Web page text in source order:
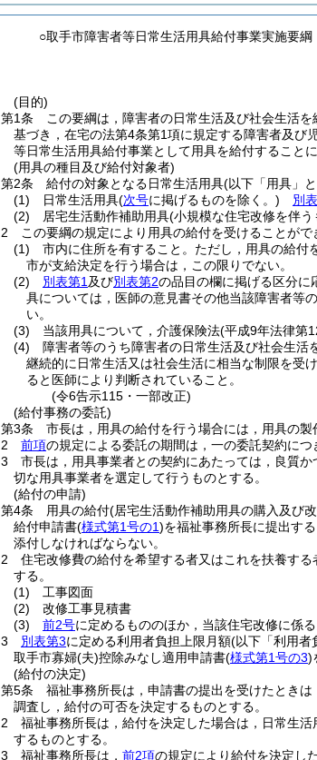
○取手市障害者等日常生活用具給付事業実施要綱
(目的)
第1条
この要綱は，障害者の日常生活及び社会生活
基づき，在宅の法第4条第1項に規定する障害者及び
等日常生活用具給付事業として用具を給付すること
(用具の種目及び給付対象者)
第2条
給付の対象となる日常生活用具(以下「用具」
(1)
日常生活用具(次号に掲げるものを除く。) 別
(2)
居宅生活動作補助用具(小規模な住宅改修を伴
2
この要綱の規定により用具の給付を受けることが
(1)
市内に住所を有すること。 ただし，用具の給付
市が支給決定を行う場合は，この限りでない。
(2)
別表第1 及び別表第2の品目の欄に掲げる区分に
具については，医師の意見書その他当該障害者等
い。
(3)
当該用具について，介護保険法(平成9年法律第
(4)
障害者等のうち障害者の日常生活及び社会生活
継続的に日常生活又は社会生活に相当な制限を受
ると医師により判断されていること。
(令6告示115・一部改正)
(給付事務の委託)
第3条
市長は，用具の給付を行う場合には，用具の
2
前項の規定による委託の期間は，一の委託契約につ
3
市長は，用具事業者との契約にあたっては，良質
切な用具事業者を選定して行うものとする。
(給付の申請)
第4条
用具の給付(居宅生活動作補助用具の購入及び
給付申請書(様式第1号の1)を福祉事務所長に提出する
添付しなければならない。
2
住宅改修費の給付を希望する者又はこれを扶養す
する。
(1)
工事図面
(2)
改修工事見積書
(3)
前2号に定めるもののほか，当該住宅改修に係
3
別表第3に定める利用者負担上限月額(以下「利用者
取手市寡婦(夫)控除みなし適用申請書(様式第1号の3)
(給付の決定)
第5条
福祉事務所長は，申請書の提出を受けたとき
調査し，給付の可否を決定するものとする。
2
福祉事務所長は，給付を決定した場合は，日常生
するものとする。
3
福祉事務所長は， 前2項の規定により給付を決定し